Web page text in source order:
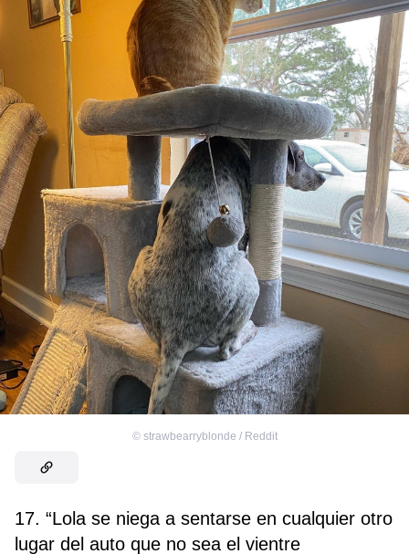
© strawbearryblonde / Reddit
17. “Lola se niega a sentarse en cualquier otro
lugar del auto que no sea el vientre